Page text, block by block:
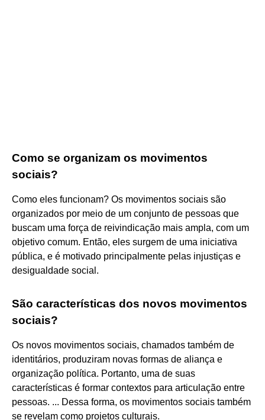
Como se organizam os movimentos
sociais?
Como eles funcionam? Os movimentos sociais são
organizados por meio de um conjunto de pessoas que
buscam uma força de reivindicação mais ampla, com um
objetivo comum. Então, eles surgem de uma iniciativa
pública, e é motivado principalmente pelas injustiças e
desigualdade social.
São características dos novos movimentos
sociais?
Os novos movimentos sociais, chamados também de
identitários, produziram novas formas de aliança e
organização política. Portanto, uma de suas
características é formar contextos para articulação entre
pessoas. ... Dessa forma, os movimentos sociais também
se revelam como projetos culturais.